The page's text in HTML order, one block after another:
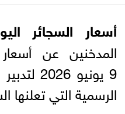
أسعار السجائر
المدخنين عن أسعار
9 يونيو
الرسمية التي تعلنها